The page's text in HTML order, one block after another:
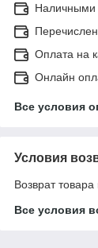
Наличными
Оплата на
Онлайн
Все условия
Условия
Возврат
Все условия